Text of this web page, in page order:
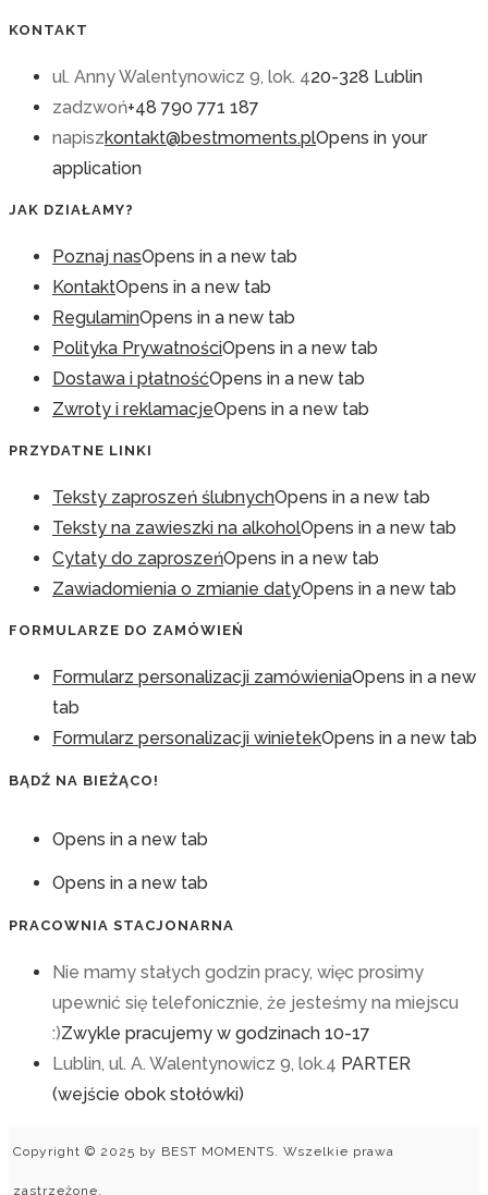
KONTAKT
ul. Anny Walentynowicz 9, lok. 420-328 Lublin
zadzwoń+48 790 771 187
napiszkontakt@bestmoments.plOpens in your
application
JAK DZIAŁAMY?
Poznaj nasOpens in a new tab
KontaktOpens in a new tab
RegulaminOpens in a new tab
Polityka PrywatnościOpens in a new tab
Dostawa i płatnośćOpens in a new tab
Zwroty i reklamacjeOpens in a new tab
PRZYDATNE LINKI
Teksty zaproszeń ślubnychOpens in a new tab
Teksty na zawieszki na alkoholOpens in a new tab
Cytaty do zaproszeńOpens in a new tab
Zawiadomienia o zmianie datyOpens in a new tab
FORMULARZE DO ZAMÓWIEŃ
Formularz personalizacji zamówieniaOpens in a new
tab
Formularz personalizacji winietekOpens in a new tab
BĄDŹ NA BIEŻĄCO!
Opens in a new tab
Opens in a new tab
PRACOWNIA STACJONARNA
Nie mamy stałych godzin pracy, więc prosimy
upewnić się telefonicznie, że jesteśmy na miejscu
:)Zwykle pracujemy w godzinach 10-17
Lublin, ul. A. Walentynowicz 9, lok.4 PARTER
(wejście obok stołówki)
Copyright © 2025 by BEST MOMENTS. Wszelkie prawa
zastrzeżone.